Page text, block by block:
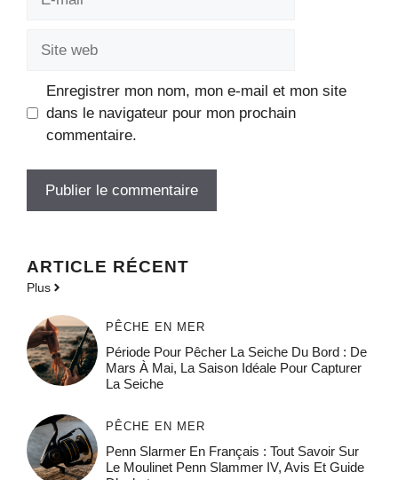
Enregistrer mon nom, mon e-mail et mon site
dans le navigateur pour mon prochain
commentaire.
ARTICLE RÉCENT
Plus
PÊCHE EN MER
Période Pour Pêcher La Seiche Du Bord : De
Mars À Mai, La Saison Idéale Pour Capturer
La Seiche
PÊCHE EN MER
Penn Slarmer En Français : Tout Savoir Sur
Le Moulinet Penn Slammer IV, Avis Et Guide